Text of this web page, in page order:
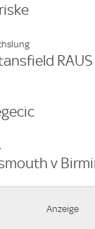
RAUS
v